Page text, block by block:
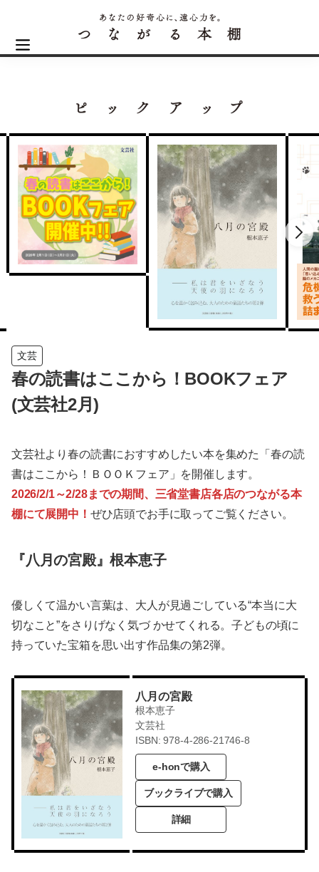
文芸
春の読書はここから！BOOKフェア
(文芸社2月)
文芸社より春の読書におすすめしたい本を集めた「春の読
書はここから！ＢＯＯＫフェア」を開催します。
2026/2/1～2/28までの期間、三省堂書店各店のつながる本
棚にて展開中！ ぜひ店頭でお手に取ってご覧ください。
『八月の宮殿』根本恵子
優しくて温かい言葉は、大人が見過ごしている“本当に大
切なこと”をさりげなく気づ かせてくれる。子どもの頃に
持っていた宝箱を思い出す作品集の第2弾。
八月の宮殿
根本恵子
文芸社
ISBN: 978-4-286-21746-8
e-honで購入
ブックライブで購入
詳細